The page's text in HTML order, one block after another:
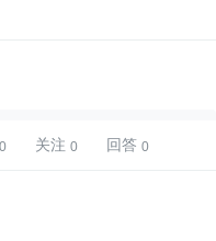
关注 回答